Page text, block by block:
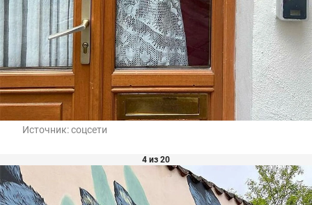
Источник:соцсети
4 из 20